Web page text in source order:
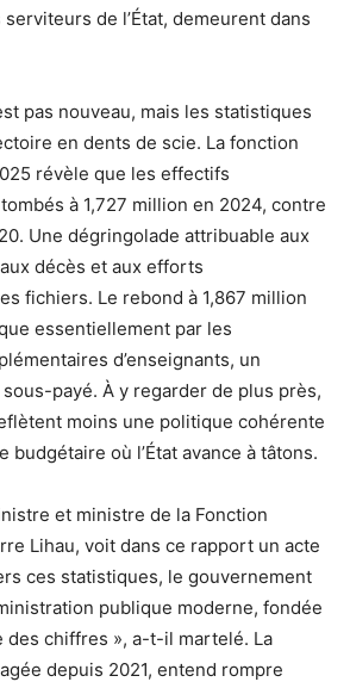
serviteurs de l’État, demeurent dans
pas nouveau, mais les statistiques
en dents de scie. La fonction
révèle que les effectifs
à 1,727 million en 2024, contre
Une dégringolade attribuable aux
décès et aux efforts
fichiers. Le rebond à 1,867 million
essentiellement par les
d’enseignants, un
payé. À y regarder de plus près,
moins une politique cohérente
budgétaire où l’État avance à tâtons.
et ministre de la Fonction
Lihau, voit dans ce rapport un acte
ces statistiques, le gouvernement
publique moderne, fondée
des chiffres », a-t-il martelé. La
depuis 2021, entend rompre